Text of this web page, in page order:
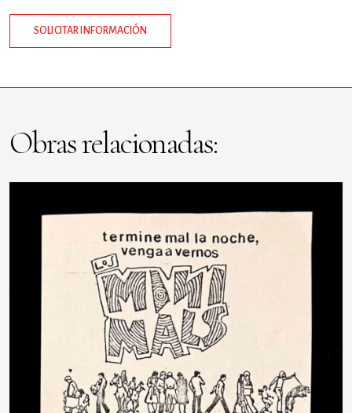
SOLICITAR INFORMACIÓN
Obras relacionadas: